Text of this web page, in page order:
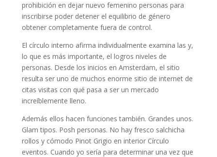
prohibición en dejar nuevo femenino personas para
inscribirse poder detener el equilibrio de género
obtener completamente fuera de control.
El círculo interno afirma individualmente examina las y,
lo que es más importante, el logros niveles de
personas. Desde los inicios en Amsterdam, el sitio
resulta ser uno de muchos enorme sitio de internet de
citas visitas con qué pasa a ser un mercado
increíblemente lleno.
Además ellos hacen funciones también. Grandes unos.
Glam tipos. Posh personas. No hay fresco salchicha
rollos y cómodo Pinot Grigio en interior Círculo
eventos. Cuando yo sería para determinar una vez que